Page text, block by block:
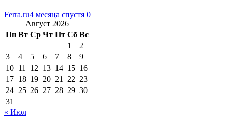
Ferra.ru4 месяца спустя 0
Август 2026
Пн Вт Ср Чт Пт Сб Вс
1
2
3
4 5 6 7 8
9
10 11 12 13 14 15 16
17 18 19 20 21 22 23
24 25 26 27 28 29 30
31
« Июл